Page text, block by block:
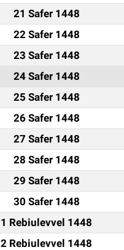
21 Safer 1448
22 Safer 1448
23 Safer 1448
24 Safer 1448
25 Safer 1448
26 Safer 1448
27 Safer 1448
28 Safer 1448
29 Safer 1448
30 Safer 1448
1 Rebiulevvel 1448
2 Rebiulevvel 1448